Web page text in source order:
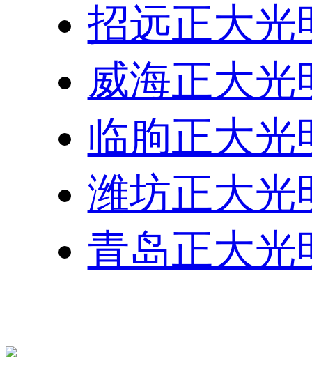
招远正大光
威海正大光
临朐正大光
潍坊正大光
青岛正大光